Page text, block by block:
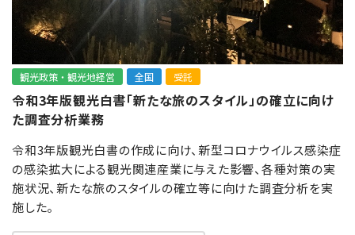
観光政策・観光地経営 全国 受託
令和3年版観光白書「新たな旅のスタイル」の確立に向け
た調査分析業務
令和3年版観光白書の作成に向け、新型コロナウイルス感染症
の感染拡大による観光関連産業に与えた影響、各種対策の実
施状況、新たな旅のスタイルの確立等に向けた調査分析を実
施した。